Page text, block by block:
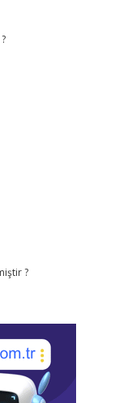
?